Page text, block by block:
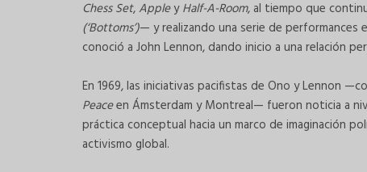
Chess Set,AppleyHalf-A-Room, al tiempo que
(‘Bottoms’)— y realizando una serie de performances
conoció a John Lennon, dando inicio a una relación
En 1969, las iniciativas pacifistas de Ono y Lennon
Peaceen Ámsterdam y Montreal— fueron noticia a
práctica conceptual hacia un marco de imaginación
activismo global.